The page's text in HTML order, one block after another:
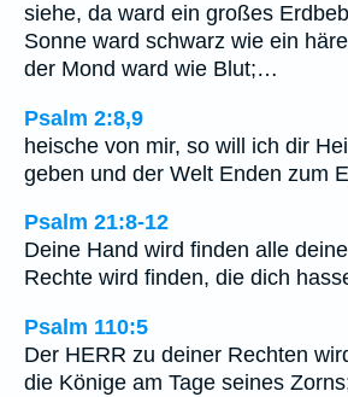
siehe, da ward ein großes
Sonne ward schwarz wie ein
der Mond ward wie Blut;…
Psalm 2:8,9
heische von mir, so will ich dir
geben und der Welt Enden zum
Psalm 21:8-12
Deine Hand wird finden alle
Rechte wird finden, die dich
Psalm 110:5
Der HERR zu deiner Rechten
die Könige am Tage seines